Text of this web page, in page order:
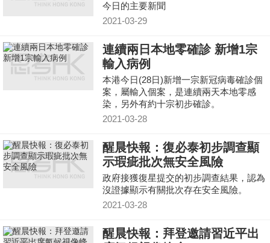
今日的主要新聞
2021-03-29
連續兩日本地零確診 新增1宗
輸入病例
本港今日(28日)新增一宗新冠病毒確診個
案，屬輸入個案，是連續兩天本地零感
染，另外有約十宗初步確診。
2021-03-28
醒晨快報：復必泰初步調查顯
示瑕疵批次無安全風險
政府接獲復星提交的初步調查結果，認為
沒證據顯示有關批次存在安全風險。
2021-03-28
醒晨快報：拜登邀請習近平出